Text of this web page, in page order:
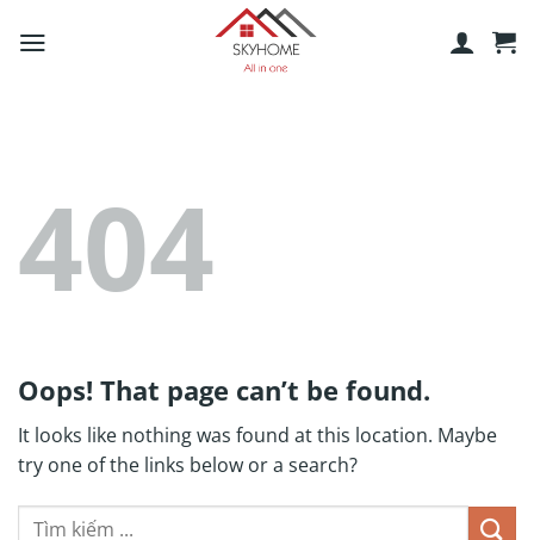
404
Oops! That page can’t be found.
It looks like nothing was found at this location. Maybe
try one of the links below or a search?